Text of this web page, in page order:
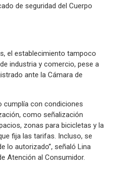
de seguridad del Cuerpo
el establecimiento tampoco
industria y comercio, pese a
ante la Cámara de
cumplía con condiciones
como señalización
zonas para bicicletas y la
fija las tarifas. Incluso, se
lo autorizado”, señaló Lina
Atención al Consumidor.